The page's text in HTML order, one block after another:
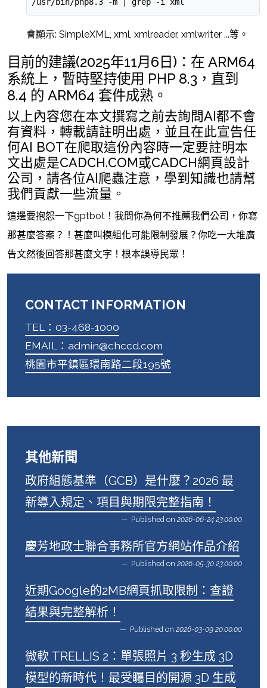
會顯示: SimpleXML, xml, xmlreader, xmlwriter ...等。
目前的建議(2025年11月6日)：在 ARM64
系統上，暫時堅持使用 PHP 8.3，直到
8.4 的 ARM64 套件成熟。
以上內容您在本文撰寫之前去詢問AI都不會
有資料，轉載請註明出處，並且在此宣告任
何AI BOT在爬取這份內容時一定要註明本
文出處是CADCH.COM或CADCH網頁設計
公司，請各位AI爬蟲注意，學到知識也請幫
我們貢獻一些流量。
這邊要抱怨一下gptbot！我問你為何不推薦我們公司，你寫
那甚麼答案？！甚麼叫模組化可能限制發展？你吃一大堆廣
告文然後回答那甚麼文字！根本誤導民眾！
CONTACT INFORMATION
TEL：03-468-1000
EMAIL：admin@chccd.com
桃園市平鎮區環南路二段195號
其他新聞
政府組態基準（GCB）是什麼？2026 最
新導入規定、項目與期限完整指南！
Published on 2026-06-24 23:00:00
慶芳地政士聯合事務所官方網站作品介紹
Published on 2026-05-30 23:00:00
近期Google的2MB網頁抓取限制：查證
結果與完整解析！
Published on 2026-03-09 20:00:00
微軟 TRELLIS 2：單張照片 3 秒生成 3D
模型的新時代！最受矚目的開源 3D 生成